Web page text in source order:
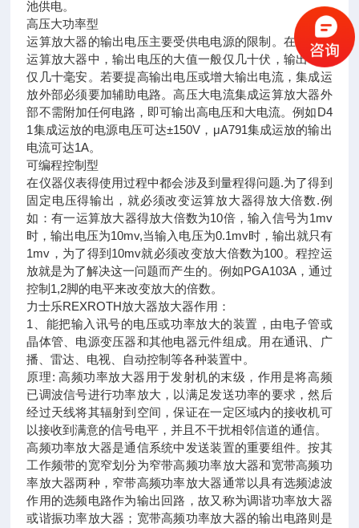
池供电。
高压大功率型
运算放大器的输出电压主要受供电电源的限制。在普通的
运算放大器中，输出电压的大值一般仅几十伏，输出电流
仅几十毫安。若要提高输出电压或增大输出电流，集成运
放外部必须要加辅助电路。高压大电流集成运算放大器外
部不需附加任何电路，即可输出高电压和大电流。例如D4
1集成运放的电源电压可达±150V，μA791集成运放的输出
电流可达1A。
可编程控制型
在仪器仪表得使用过程中都会涉及到量程得问题.为了得到
固定电压得输出，就必须改变运算放大器得放大倍数.例
如：有一运算放大器得放大倍数为10倍，输入信号为1mv
时，输出电压为10mv,当输入电压为0.1mv时，输出就只有
1mv，为了得到10mv就必须改变放大倍数为100。程控运
放就是为了解决这一问题而产生的。例如PGA103A，通过
控制1,2脚的电平来改变放大的倍数。
力士乐REXROTH放大器放大器作用：
1、能把输入讯号的电压或功率放大的装置，由电子管或
晶体管、电源变压器和其他电器元件组成。用在通讯、广
播、雷达、电视、自动控制等各种装置中。
原理: 高频功率放大器用于发射机的末级，作用是将高频
已调波信号进行功率放大，以满足发送功率的要求，然后
经过天线将其辐射到空间，保证在一定区域内的接收机可
以接收到满意的信号电平，并且不干扰相邻信道的通信。
高频功率放大器是通信系统中发送装置的重要组件。按其
工作频带的宽窄划分为窄带高频功率放大器和宽带高频功
率放大器两种，窄带高频功率放大器通常以具有选频滤波
作用的选频电路作为输出回路，故又称为调谐功率放大器
或谐振功率放大器；宽带高频功率放大器的输出电路则是